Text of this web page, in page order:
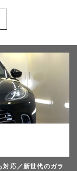
応／新世代のガラ